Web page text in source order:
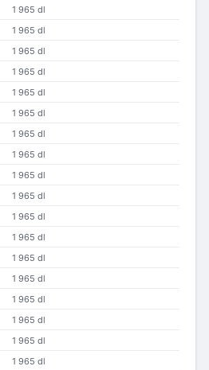
1 965 dl
1 965 dl
1 965 dl
1 965 dl
1 965 dl
1 965 dl
1 965 dl
1 965 dl
1 965 dl
1 965 dl
1 965 dl
1 965 dl
1 965 dl
1 965 dl
1 965 dl
1 965 dl
1 965 dl
1 965 dl